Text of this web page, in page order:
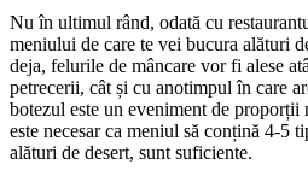
Nu în ultimul rând, odată cu
meniului de care te vei bucura alături
deja, felurile de mâncare vor fi alese
petrecerii, cât și cu anotimpul în care
botezul este un eveniment de proporții
este necesar ca meniul să conțină 4-5
alături de desert, sunt suficiente.